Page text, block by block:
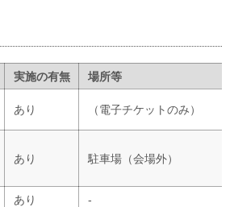
実施の有無 場所等
あり （電子チケットのみ）
あり 駐車場（会場外）
あり -